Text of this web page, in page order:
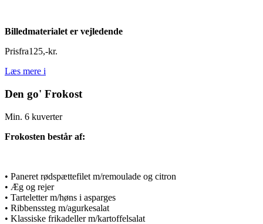
Billedmaterialet er vejledende
Prisfra125,-kr.
Læs mere i
Den go' Frokost
Min. 6 kuverter
Frokosten består af:
• Paneret rødspættefilet m/remoulade og citron
• Æg og rejer
• Tarteletter m/høns i asparges
• Ribbenssteg m/agurkesalat
• Klassiske frikadeller m/kartoffelsalat